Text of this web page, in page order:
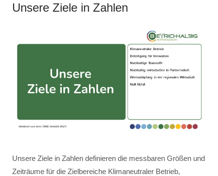
Unsere Ziele in Zahlen
Unsere Ziele in Zahlen definieren die messbaren Größen und
Zeiträume für die Zielbereiche Klimaneutraler Betrieb,